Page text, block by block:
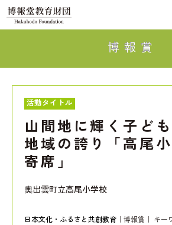
博報賞
活動タイトル
山間地に輝く子ど
地域の誇り「高尾
寄席」
奥出雲町立高尾小学校
日本文化・ふるさと共創教育 ｜博報賞｜ キー